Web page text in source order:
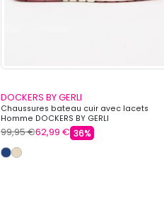
DOCKERS BY GERLI
Chaussures bateau cuir avec lacets
Homme DOCKERS BY GERLI
99,95 €62,99 € 36%